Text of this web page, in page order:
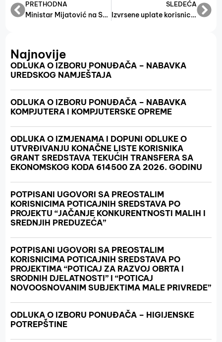
PRETHODNA
Ministar Mijatović na SpinIT konferenciji u Zenici: Razvoj domaćih IT kompanija je vrlo važan
SLEDEĆA
Izvrsene uplate korisnicima grant sredstva u 2024. godini
Najnovije
ODLUKA O IZBORU PONUĐAČA – NABAVKA
UREDSKOG NAMJEŠTAJA
ODLUKA O IZBORU PONUĐAČA – NABAVKA
KOMPJUTERA I KOMPJUTERSKE OPREME
ODLUKA O IZMJENAMA I DOPUNI ODLUKE O
UTVRĐIVANJU KONAČNE LISTE KORISNIKA
GRANT SREDSTAVA TEKUĆIH TRANSFERA SA
EKONOMSKOG KODA 614500 ZA 2026. GODINU
POTPISANI UGOVORI SA PREOSTALIM
KORISNICIMA POTICAJNIH SREDSTAVA PO
PROJEKTU “JAČANJE KONKURENTNOSTI MALIH I
SREDNJIH PREDUZEĆA”
POTPISANI UGOVORI SA PREOSTALIM
KORISNICIMA POTICAJNIH SREDSTAVA PO
PROJEKTIMA “POTICAJ ZA RAZVOJ OBRTA I
SRODNIH DJELATNOSTI” I “POTICAJ
NOVOOSNOVANIM SUBJEKTIMA MALE PRIVREDE”
ODLUKA O IZBORU PONUĐAČA – HIGIJENSKE
POTREPŠTINE